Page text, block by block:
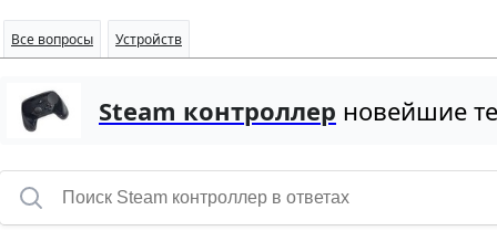
Все вопросы Устройств
Steam контроллер новейшие